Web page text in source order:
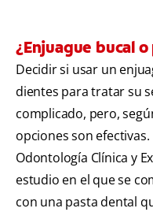
¿Enjuague bucal
Decidir si usar un
dientes para tratar su
complicado, pero,
opciones son efectivas.
Odontología Clínica y
estudio en el que se
con una pasta dental